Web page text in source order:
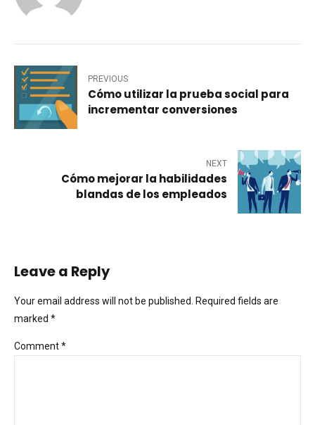
PREVIOUS
Cómo utilizar la prueba social para
incrementar conversiones
NEXT
Cómo mejorar la habilidades
blandas de los empleados
Leave a Reply
Your email address will not be published. Required fields are
marked *
Comment*